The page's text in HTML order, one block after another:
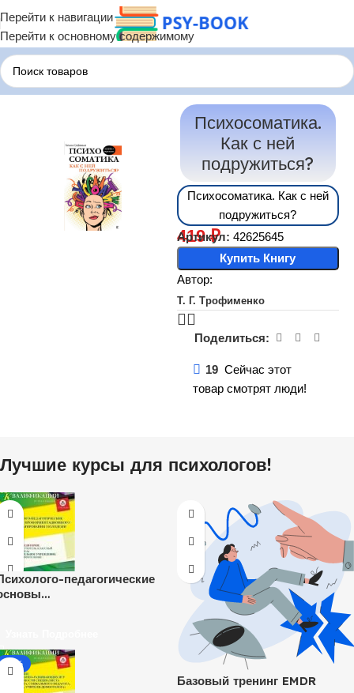
Перейти к навигации
Перейти к основному содержимому
Главная Терапия по Состояниям Терапия Психосоматики
Психосоматика.
Как с ней
подружиться?
Психосоматика. Как с ней
подружиться?
Артикул: 42625645
419₽
Купить Книгу
Автор:
Т. Г. Трофименко
Поделиться:
19 Сейчас этот
товар смотрят люди!
Лучшие курсы для психологов!
педагогические
Базовый тренинг EMDR
-20%